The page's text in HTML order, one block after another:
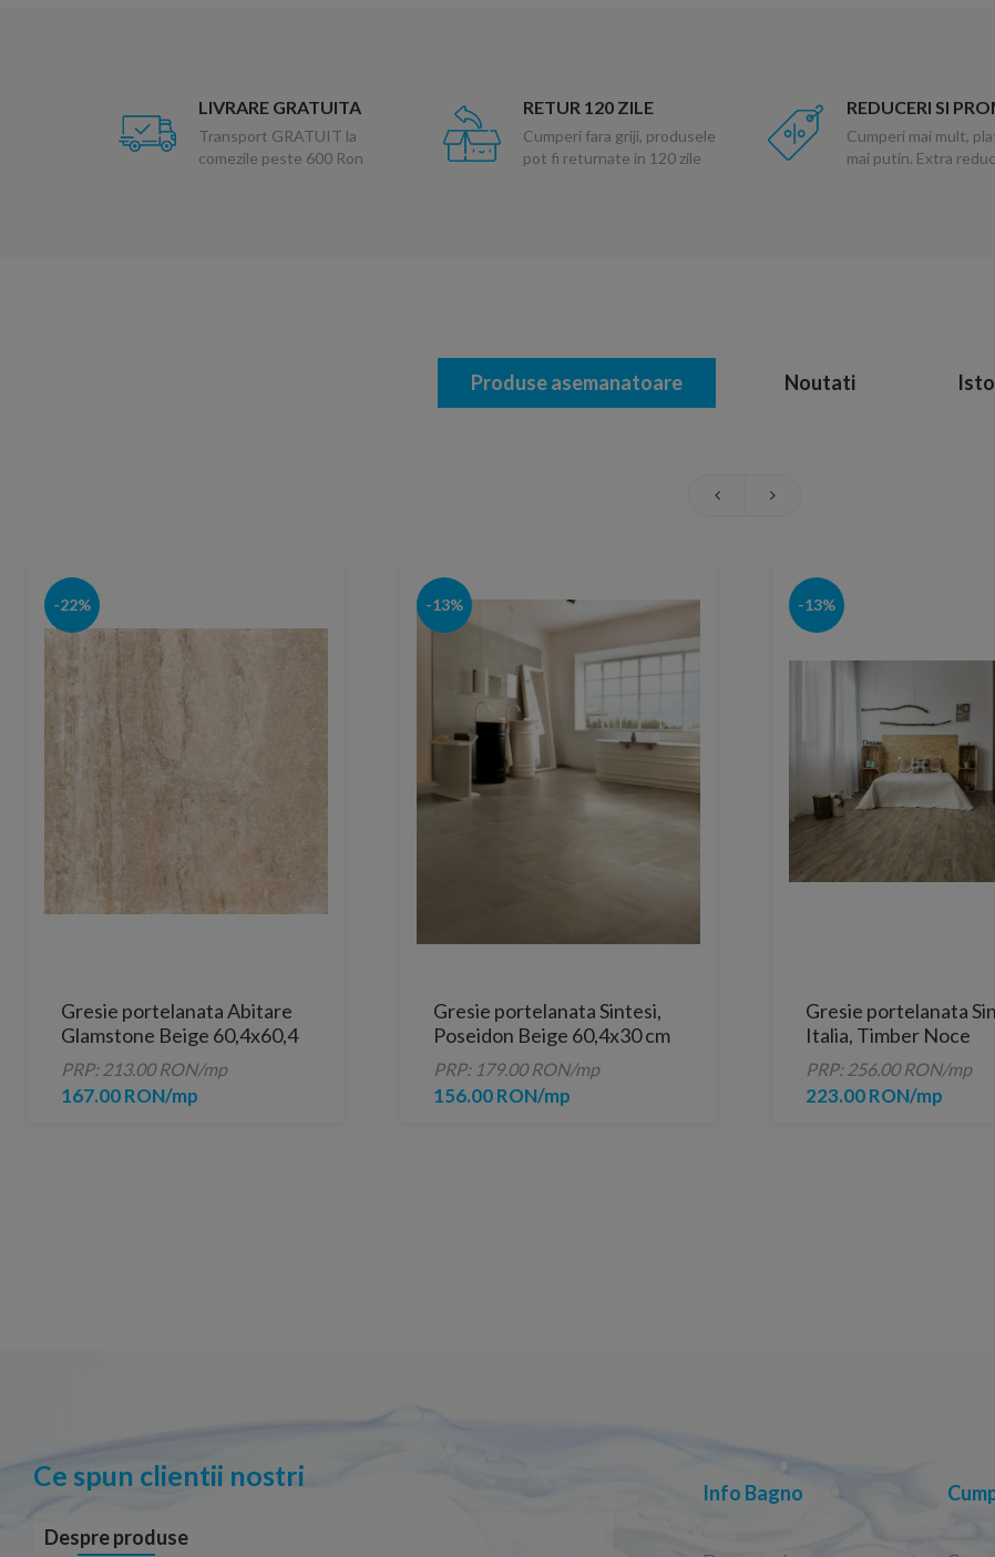
LIVRARE GRATUITA
Transport GRATUIT la
comezile peste 600 Ron
RETUR 120 ZILE
Cumperi fara griji, produsele
pot fi returnate in 120 zile
REDUCERI SI
Cumperi mai mult,
mai putin. Extra
Produse asemanatoare Noutati
-22%
Gresie portelanata Abitare
Glamstone Beige 60,4x60,4
cm
PRP: 213.00 RON/mp
167.00 RON/mp
-13%
Gresie portelanata Sintesi,
Poseidon Beige 60,4x30 cm
PRP: 179.00 RON/mp
156.00 RON/mp
-13%
Gresie portelanata
Italia, Timber Noce
Rectificata 80x20 cm
PRP: 256.00 RON/mp
223.00 RON/mp
Ce spun clientii nostri
Despre produse
Info Bagno